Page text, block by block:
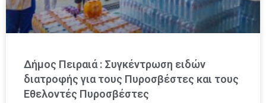
Δήμος Πειραιά : Συγκέντρωση ειδών
διατροφής για τους Πυροσβέστες και τους
Εθελοντές Πυροσβέστες